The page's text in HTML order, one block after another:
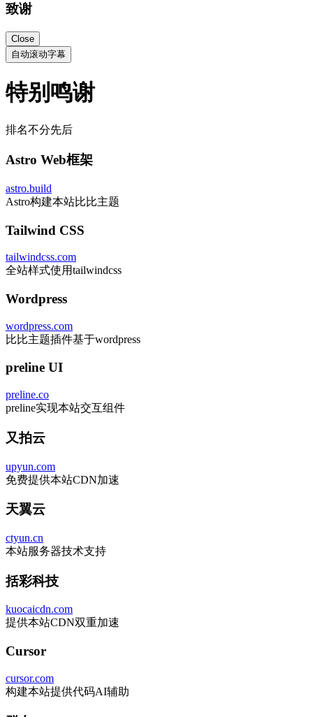
致谢
Close
自动滚动字幕
特别鸣谢
排名不分先后
Astro Web框架
astro.build
Astro构建本站比比主题
Tailwind CSS
tailwindcss.com
全站样式使用tailwindcss
Wordpress
wordpress.com
比比主题插件基于wordpress
preline UI
preline.co
preline实现本站交互组件
又拍云
upyun.com
免费提供本站CDN加速
天翼云
ctyun.cn
本站服务器技术支持
括彩科技
kuocaicdn.com
提供本站CDN双重加速
Cursor
cursor.com
构建本站提供代码AI辅助